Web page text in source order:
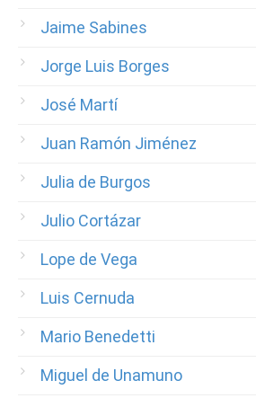
Jaime Sabines
Jorge Luis Borges
José Martí
Juan Ramón Jiménez
Julia de Burgos
Julio Cortázar
Lope de Vega
Luis Cernuda
Mario Benedetti
Miguel de Unamuno